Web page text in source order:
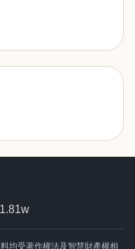
均受著作權法及智慧財產權相